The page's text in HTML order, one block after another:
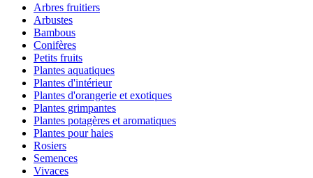
Arbres fruitiers
Arbustes
Bambous
Conifères
Petits fruits
Plantes aquatiques
Plantes d'intérieur
Plantes d'orangerie et exotiques
Plantes grimpantes
Plantes potagères et aromatiques
Plantes pour haies
Rosiers
Semences
Vivaces